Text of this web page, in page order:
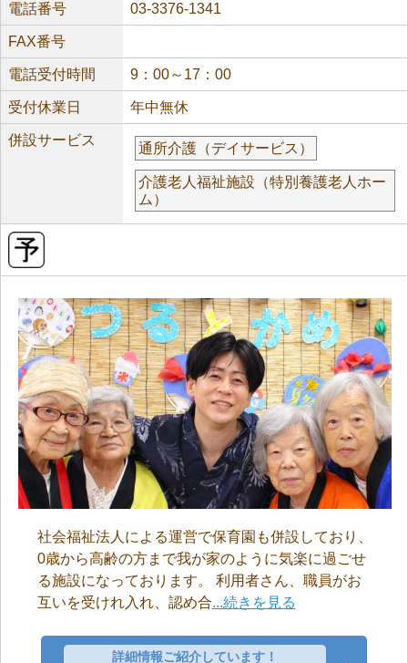
電話番号 03-3376-1341
FAX番号
電話受付時間 9：00～17：00
受付休業日 年中無休
併設サービス
通所介護（デイサービス）
介護老人福祉施設（特別養護老人ホー
ム）
社会福祉法人による運営で保育園も併設しており、
0歳から高齢の方まで我が家のように気楽に過ごせ
る施設になっております。 利用者さん、職員がお
互いを受けれ入れ、認め合...続きを見る
詳細情報ご紹介しています！